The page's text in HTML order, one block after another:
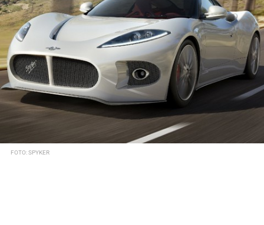
FOTO: SPYKER